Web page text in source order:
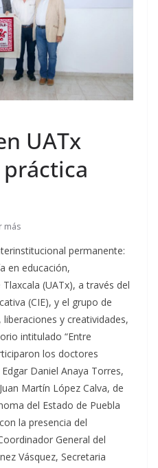
UATx
más
permanente:
en educación,
(UATx), a través del
(CIE), y el grupo de
y creatividades,
intitulado “Entre
los doctores
Daniel Anaya Torres,
Martín López Calva, de
del Estado de Puebla
la presencia del
General del
Vásquez, Secretaria